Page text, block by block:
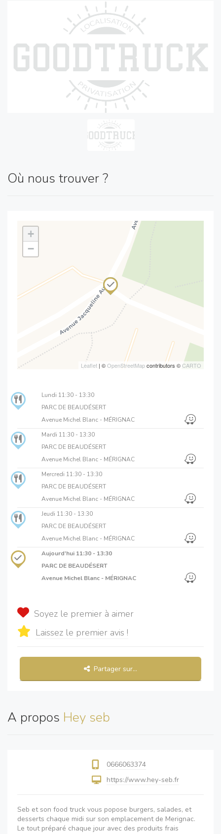
Où nous trouver ?
+
−
Leaflet | ©OpenStreetMapcontributors ©CARTO
Lundi 11:30 - 13:30
PARC DE BEAUDÉSERT
Avenue Michel Blanc - MÉRIGNAC
Mardi 11:30 - 13:30
PARC DE BEAUDÉSERT
Avenue Michel Blanc - MÉRIGNAC
Mercredi 11:30 - 13:30
PARC DE BEAUDÉSERT
Avenue Michel Blanc - MÉRIGNAC
Jeudi 11:30 - 13:30
PARC DE BEAUDÉSERT
Avenue Michel Blanc - MÉRIGNAC
Aujourd'hui 11:30 - 13:30
PARC DE BEAUDÉSERT
Avenue Michel Blanc - MÉRIGNAC
Soyez le premier à aimer
Laissez le premier avis !
Partager sur...
A propos Hey seb
0666063374
https://www.hey-seb.fr
Seb et son food truck vous popose burgers, salades, et
desserts chaque midi sur son emplacement de Merignac.
Le tout préparé chaque jour avec des produits frais